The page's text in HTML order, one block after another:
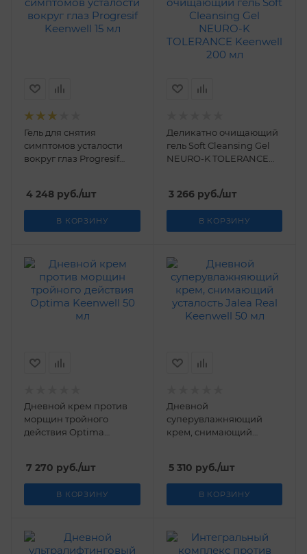
Гель для снятия
симптомов усталости
вокруг глаз Progresif
4 248 руб./шт
В КОРЗИНУ
Деликатно очищающий
гель Soft Cleansing Gel
NEURO-K TOLERANCE
3 266руб./шт
В КОРЗИНУ
Дневной крем против
морщин тройного
действия Optima
7 270 руб./шт
В КОРЗИНУ
Дневной
суперувлажняющий
крем, снимающий
5 310 руб./шт
В КОРЗИНУ